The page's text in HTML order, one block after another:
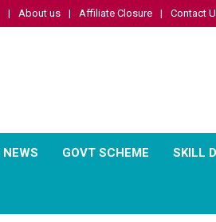
About us Affiliate Closure Contact
NEWS GOVT SCHEME SKILL